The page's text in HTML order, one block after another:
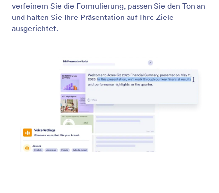
verfeinern Sie die Formulierung, passen Sie den Ton an
und halten Sie Ihre Präsentation auf Ihre Ziele
ausgerichtet.